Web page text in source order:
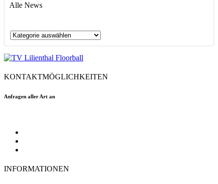
Alle News
Alle
KONTAKTMÖGLICHKEITEN
Anfragen aller Art an
INFORMATIONEN